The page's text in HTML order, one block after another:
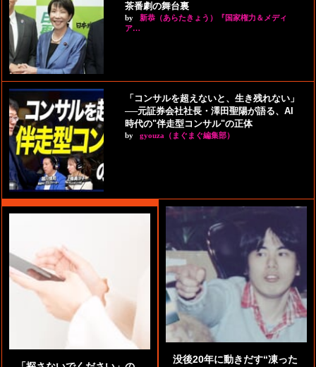
茶番劇の舞台裏
by
新恭（あらたきょう）『国家権力＆メディ
ア…
「コンサルを超えないと、生き残れない」
──元証券会社社長・澤田聖陽が語る、AI
時代の"伴走型コンサル"の正体
by gyouza（まぐまぐ編集部）
没後20年に動きだす“凍った